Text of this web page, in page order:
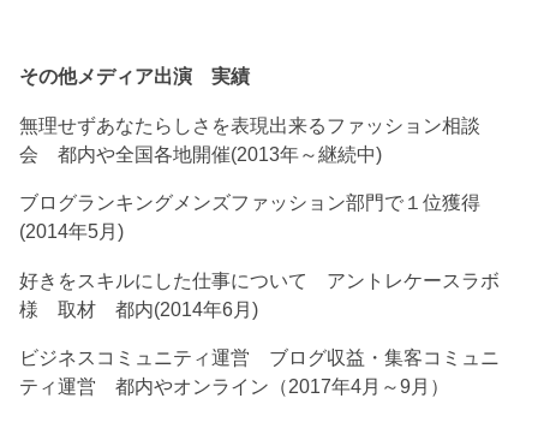
その他メディア出演 実績
無理せずあなたらしさを表現出来るファッション相談
会 都内や全国各地開催(2013年～継続中)
ブログランキングメンズファッション部門で１位獲得
(2014年5月)
好きをスキルにした仕事について アントレケースラボ
様 取材 都内(2014年6月)
ビジネスコミュニティ運営 ブログ収益・集客コミュニ
ティ運営 都内やオンライン（2017年4月～9月）